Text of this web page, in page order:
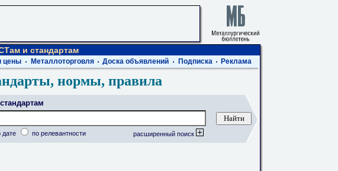
и стандартам
цены Металлоторговля Доска объявлений Подписка Реклама
нормы, правила
дате по релевантности расширенный поиск